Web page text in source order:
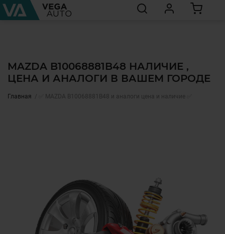
MAZDA B10068881B48 НАЛИЧИЕ ,
ЦЕНА И АНАЛОГИ В ВАШЕМ ГОРОДЕ
Главная ✅ MAZDA B10068881B48 и аналоги цена и наличие ✅